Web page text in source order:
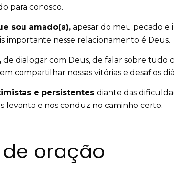
para conosco.
sou amado(a), apesar do meu pecado e
importante nesse relacionamento é Deus.
de dialogar com Deus, de falar sobre tudo
compartilhar nossas vitórias e desafios
e persistentes diante das
levanta e nos conduz no caminho certo.
oração